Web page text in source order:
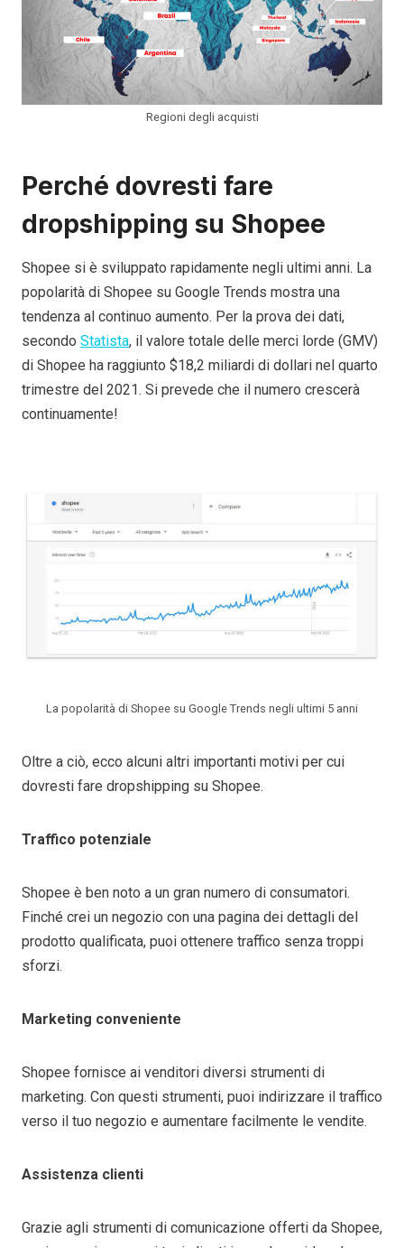
Regioni degli acquisti
Perché dovresti fare
dropshipping su Shopee
Shopee si è sviluppato rapidamente negli ultimi anni. La
popolarità di Shopee su Google Trends mostra una
tendenza al continuo aumento. Per la prova dei dati,
secondo Statista, il valore totale delle merci lorde (GMV)
di Shopee ha raggiunto $18,2 miliardi di dollari nel quarto
trimestre del 2021. Si prevede che il numero crescerà
continuamente!
La popolarità di Shopee su Google Trends negli ultimi 5 anni
Oltre a ciò, ecco alcuni altri importanti motivi per cui
dovresti fare dropshipping su Shopee.
Traffico potenziale
Shopee è ben noto a un gran numero di consumatori.
Finché crei un negozio con una pagina dei dettagli del
prodotto qualificata, puoi ottenere traffico senza troppi
sforzi.
Marketing conveniente
Shopee fornisce ai venditori diversi strumenti di
marketing. Con questi strumenti, puoi indirizzare il traffico
verso il tuo negozio e aumentare facilmente le vendite.
Assistenza clienti
Grazie agli strumenti di comunicazione offerti da Shopee,